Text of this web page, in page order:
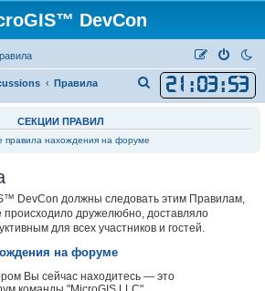
DevCon
Правила 21 :03:53
о
СЕКЦИИ ПРАВИЛ
правила нахождения на форуме
DevCon должны следовать этим Правилам,
дружелюбно, доставляло
для всех участников и гостей.
на форуме
Вы сейчас находитесь — это